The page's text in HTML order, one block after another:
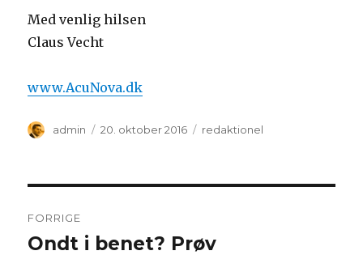
Med venlig hilsen
Claus Vecht
www.AcuNova.dk
Forfatter
admin Udgivet
20. oktober 2016 Kategorier
redaktionel
FORRIGE
Forrige
Ondt i benet? Prøv